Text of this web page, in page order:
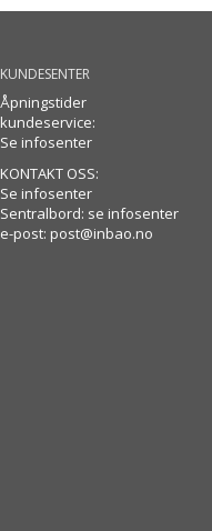
KUNDESENTER
Åpningstider
kundeservice:
Se infosenter
KONTAKT OSS:
Se infosenter
Sentralbord: se infosenter
e-post:post@inbao.no